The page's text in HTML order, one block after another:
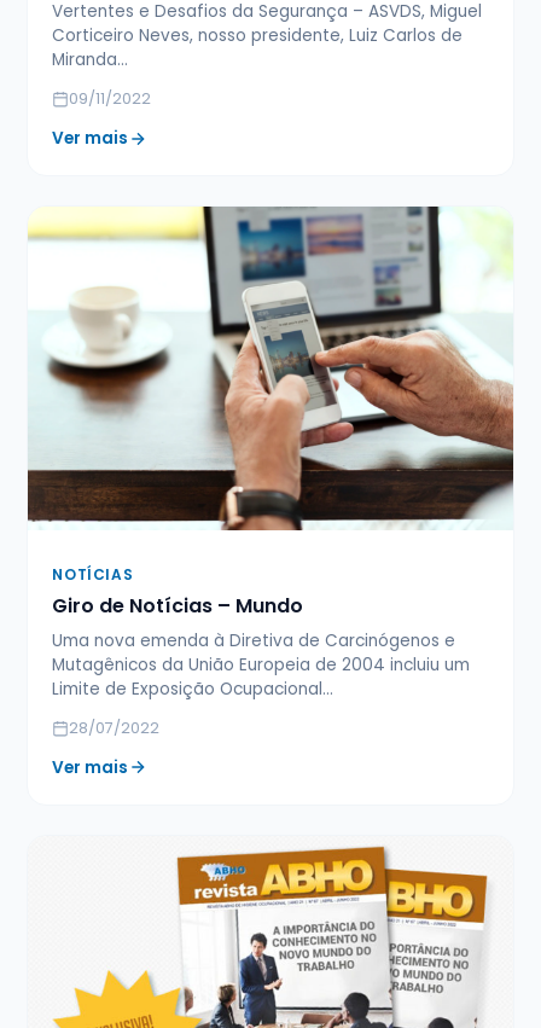
Vertentes e Desafios da Segurança – ASVDS, Miguel
Corticeiro Neves, nosso presidente, Luiz Carlos de
Miranda…
09/11/2022
Ver mais
NOTÍCIAS
Giro de Notícias – Mundo
Uma nova emenda à Diretiva de Carcinógenos e
Mutagênicos da União Europeia de 2004 incluiu um
Limite de Exposição Ocupacional…
28/07/2022
Ver mais